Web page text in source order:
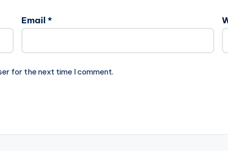
Email *
for the next time I comment.